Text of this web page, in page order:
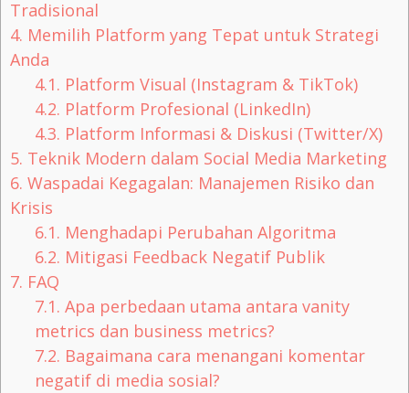
Tradisional
4. Memilih Platform yang Tepat untuk Strategi
Anda
4.1. Platform Visual (Instagram & TikTok)
4.2. Platform Profesional (LinkedIn)
4.3. Platform Informasi & Diskusi (Twitter/X)
5. Teknik Modern dalam Social Media Marketing
6. Waspadai Kegagalan: Manajemen Risiko dan
Krisis
6.1. Menghadapi Perubahan Algoritma
6.2. Mitigasi Feedback Negatif Publik
7. FAQ
7.1. Apa perbedaan utama antara vanity
metrics dan business metrics?
7.2. Bagaimana cara menangani komentar
negatif di media sosial?